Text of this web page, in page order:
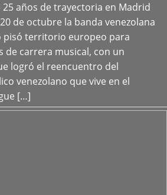
25 años de trayectoria en Madrid
20 de octubre la banda venezolana
pisó territorio europeo para
de carrera musical, con un
logró el reencuentro del
venezolano que vive en el
[…]
+